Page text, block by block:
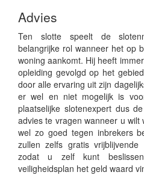
Advies
Ten slotte speelt de
belangrijke rol wanneer het op
woning aankomt. Hij heeft
opleiding gevolgd op het
door alle ervaring uit zijn
er wel en niet mogelijk is
plaatselijke slotenexpert dus
advies te vragen wanneer u
wel zo goed tegen inbrekers
zullen zelfs gratis
zodat u zelf kunt
veiligheidsplan het geld waard